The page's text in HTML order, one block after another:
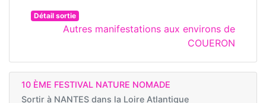
Détail sortie
Autres manifestations aux environs de
COUERON
10 ÈME FESTIVAL NATURE NOMADE
Sortir à NANTES dans la Loire Atlantique